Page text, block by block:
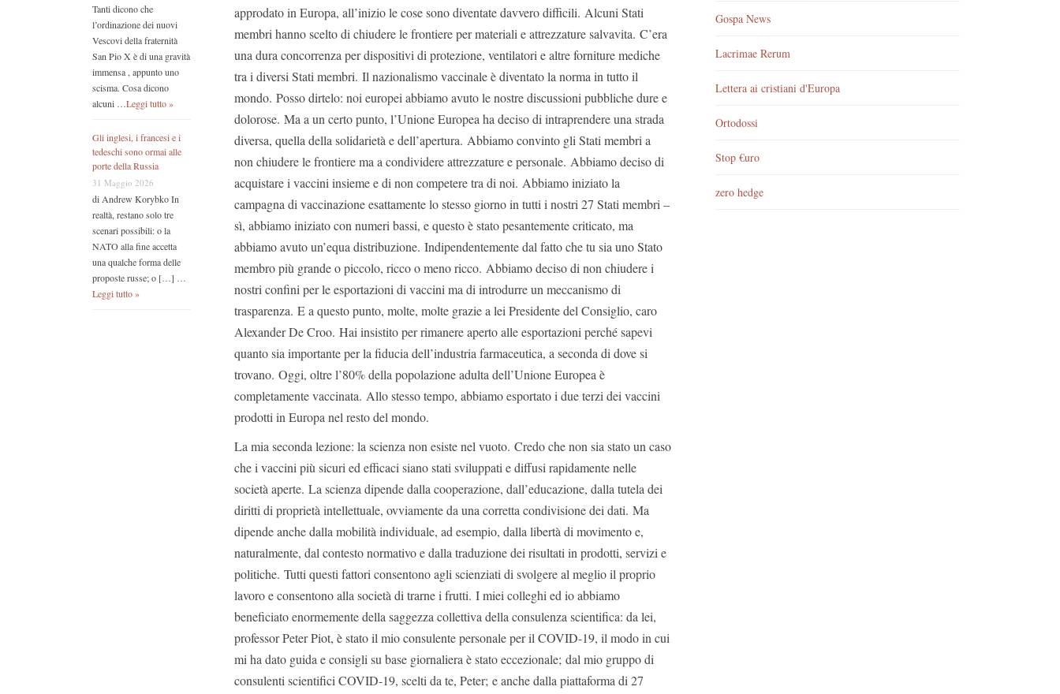
Tanti dicono che
l’ordinazione dei nuovi
Vescovi della fraternità
San Pio X è di una gravità
immensa , appunto uno
scisma. Cosa dicono
alcuni …Leggi tutto »
Gli inglesi, i francesi e i
tedeschi sono ormai alle
porte della Russia
31 Maggio 2026
di Andrew Korybko In
realtà, restano solo tre
scenari possibili: o la
NATO alla fine accetta
una qualche forma delle
proposte russe; o […] …
Leggi tutto »
approdato in Europa, all’inizio le cose sono diventate davvero difficili. Alcuni Stati
membri hanno scelto di chiudere le frontiere per materiali e attrezzature salvavita. C’era
una dura concorrenza per dispositivi di protezione, ventilatori e altre forniture mediche
tra i diversi Stati membri. Il nazionalismo vaccinale è diventato la norma in tutto il
mondo. Posso dirtelo: noi europei abbiamo avuto le nostre discussioni pubbliche dure e
dolorose. Ma a un certo punto, l’Unione Europea ha deciso di intraprendere una strada
diversa, quella della solidarietà e dell’apertura. Abbiamo convinto gli Stati membri a
non chiudere le frontiere ma a condividere attrezzature e personale. Abbiamo deciso di
acquistare i vaccini insieme e di non competere tra di noi. Abbiamo iniziato la
campagna di vaccinazione esattamente lo stesso giorno in tutti i nostri 27 Stati membri –
sì, abbiamo iniziato con numeri bassi, e questo è stato pesantemente criticato, ma
abbiamo avuto un’equa distribuzione. Indipendentemente dal fatto che tu sia uno Stato
membro più grande o piccolo, ricco o meno ricco. Abbiamo deciso di non chiudere i
nostri confini per le esportazioni di vaccini ma di introdurre un meccanismo di
trasparenza. E a questo punto, molte, molte grazie a lei Presidente del Consiglio, caro
Alexander De Croo. Hai insistito per rimanere aperto alle esportazioni perché sapevi
quanto sia importante per la fiducia dell’industria farmaceutica, a seconda di dove si
trovano. Oggi, oltre l’80% della popolazione adulta dell’Unione Europea è
completamente vaccinata. Allo stesso tempo, abbiamo esportato i due terzi dei vaccini
prodotti in Europa nel resto del mondo.
La mia seconda lezione: la scienza non esiste nel vuoto. Credo che non sia stato un caso
che i vaccini più sicuri ed efficaci siano stati sviluppati e diffusi rapidamente nelle
società aperte. La scienza dipende dalla cooperazione, dall’educazione, dalla tutela dei
diritti di proprietà intellettuale, ovviamente da una corretta condivisione dei dati. Ma
dipende anche dalla mobilità individuale, ad esempio, dalla libertà di movimento e,
naturalmente, dal contesto normativo e dalla traduzione dei risultati in prodotti, servizi e
politiche. Tutti questi fattori consentono agli scienziati di svolgere al meglio il proprio
lavoro e consentono alla società di trarne i frutti. I miei colleghi ed io abbiamo
beneficiato enormemente della saggezza collettiva della consulenza scientifica: da lei,
professor Peter Piot, è stato il mio consulente personale per il COVID-19, il modo in cui
mi ha dato guida e consigli su base giornaliera è stato eccezionale; dal mio gruppo di
consulenti scientifici COVID-19, scelti da te, Peter; e anche dalla piattaforma di 27
Gospa News
Lacrimae Rerum
Lettera ai cristiani d'Europa
Ortodossi
Stop €uro
zero hedge